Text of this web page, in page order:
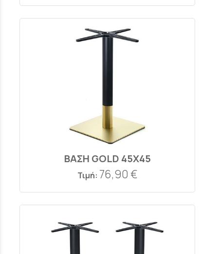
ΒΑΣΗ GOLD 45Χ45
Τιμή: 76,90 €